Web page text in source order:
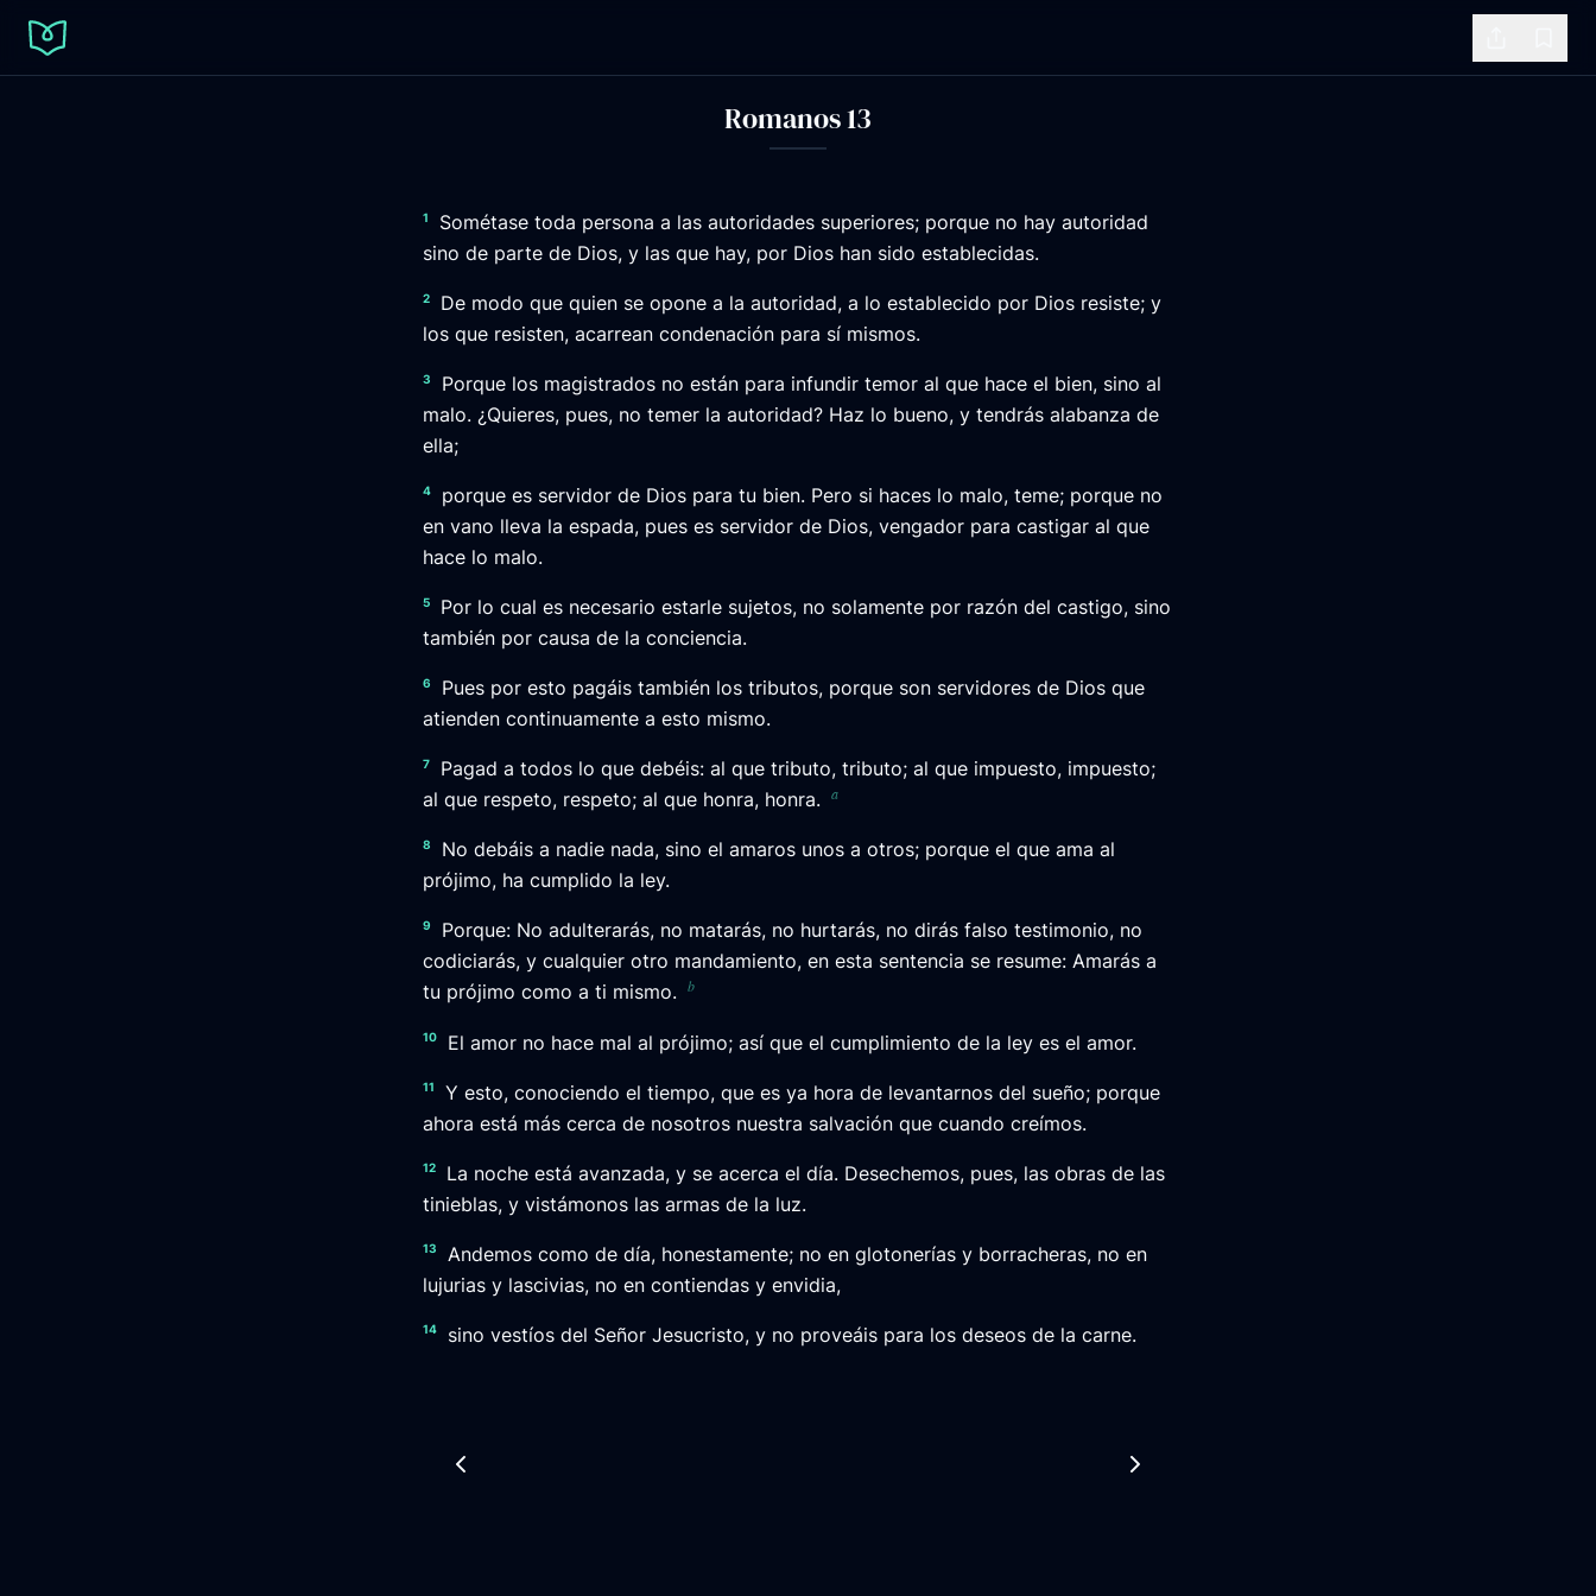
Romanos 13
1
Sométase toda persona a las autoridades superiores; porque no hay autoridad
sino de parte de Dios, y las que hay, por Dios han sido establecidas.
2
De modo que quien se opone a la autoridad, a lo establecido por Dios resiste; y
los que resisten, acarrean condenación para sí mismos.
3
Porque los magistrados no están para infundir temor al que hace el bien, sino al
malo. ¿Quieres, pues, no temer la autoridad? Haz lo bueno, y tendrás alabanza de
ella;
4
porque es servidor de Dios para tu bien. Pero si haces lo malo, teme; porque no
en vano lleva la espada, pues es servidor de Dios, vengador para castigar al que
hace lo malo.
5
Por lo cual es necesario estarle sujetos, no solamente por razón del castigo, sino
también por causa de la conciencia.
6
Pues por esto pagáis también los tributos, porque son servidores de Dios que
atienden continuamente a esto mismo.
7
Pagad a todos lo que debéis: al que tributo, tributo; al que impuesto, impuesto;
al que respeto, respeto; al que honra, honra. a
8
No debáis a nadie nada, sino el amaros unos a otros; porque el que ama al
prójimo, ha cumplido la ley.
9
Porque: No adulterarás, no matarás, no hurtarás, no dirás falso testimonio, no
codiciarás, y cualquier otro mandamiento, en esta sentencia se resume: Amarás a
tu prójimo como a ti mismo. b
10 El amor no hace mal al prójimo; así que el cumplimiento de la ley es el amor.
11
Y esto, conociendo el tiempo, que es ya hora de levantarnos del sueño; porque
ahora está más cerca de nosotros nuestra salvación que cuando creímos.
12
La noche está avanzada, y se acerca el día. Desechemos, pues, las obras de las
tinieblas, y vistámonos las armas de la luz.
13
Andemos como de día, honestamente; no en glotonerías y borracheras, no en
lujurias y lascivias, no en contiendas y envidia,
14 sino vestíos del Señor Jesucristo, y no proveáis para los deseos de la carne.